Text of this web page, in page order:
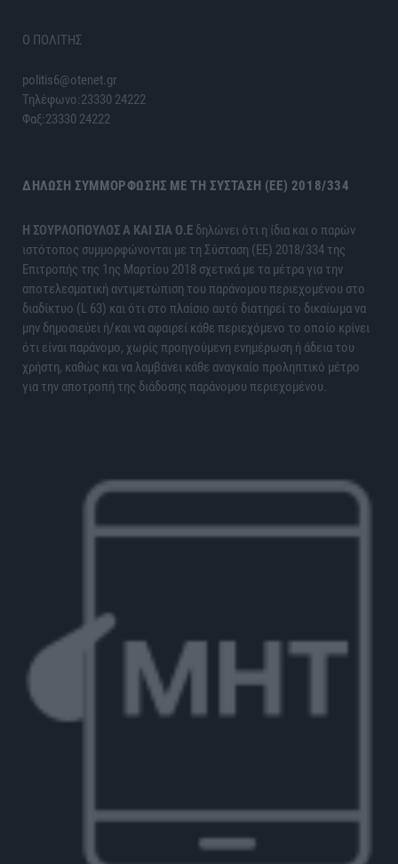
Ο ΠΟΛΙΤΗΣ
politis6@otenet.gr
Τηλέφωνο:23330 24222
Φαξ:23330 24222
ΔΉΛΩΣΗ ΣΥΜΜΌΡΦΩΣΗΣ ΜΕ ΤΗ ΣΎΣΤΑΣΗ (ΕΕ) 2018/334
H ΣΟΥΡΛΟΠΟΥΛΟΣ Α ΚΑΙ ΣΙΑ Ο.Ε δηλώνει ότι η ίδια και ο παρών
ιστότοπος συμμορφώνονται με τη Σύσταση (ΕΕ) 2018/334 της
Επιτροπής της 1ης Μαρτίου 2018 σχετικά με τα μέτρα για την
αποτελεσματική αντιμετώπιση του παράνομου περιεχομένου στο
διαδίκτυο (L 63) και ότι στο πλαίσιο αυτό διατηρεί το δικαίωμα να
μην δημοσιεύει ή/και να αφαιρεί κάθε περιεχόμενο το οποίο κρίνει
ότι είναι παράνομο, χωρίς προηγούμενη ενημέρωση ή άδεια του
χρήστη, καθώς και να λαμβάνει κάθε αναγκαίο προληπτικό μέτρο
για την αποτροπή της διάδοσης παράνομου περιεχομένου.